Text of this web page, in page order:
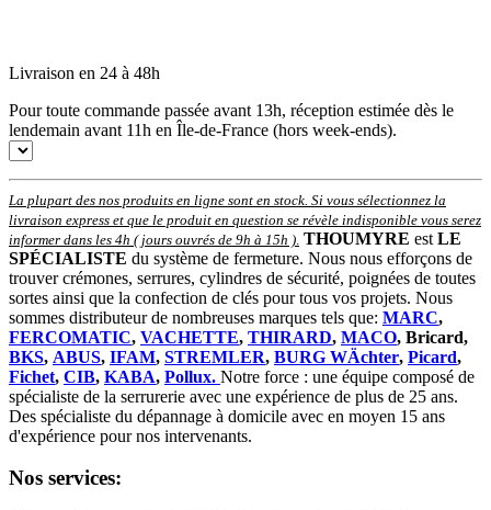
Livraison en 24 à 48h
Pour toute commande passée avant 13h, réception estimée dès le
lendemain avant 11h en Île-de-France (hors week-ends).
La plupart des nos produits en ligne sont en stock. Si vous sélectionnez la
livraison express et que le produit en question se révèle indisponible vous serez
informer dans les 4h ( jours ouvrés de 9h à 15h ) THOUMYRE est LE
SPÉCIALISTE du système de fermeture. Nous nous efforçons de
trouver crémones, serrures, cylindres de sécurité, poignées de toutes
sortes ainsi que la confection de clés pour tous vos projets. Nous
sommes distributeur de nombreuses marques tels que: MARC,
FERCOMATIC, VACHETTE, THIRARD, MACO, Bricard,
BKS, ABUS, IFAM, STREMLER, BURG WÄchter, Picard,
Fichet, CIB, KABA, Pollux. Notre force : une équipe composé de
spécialiste de la serrurerie avec une expérience de plus de 25 ans.
Des spécialiste du dépannage à domicile avec en moyen 15 ans
d'expérience pour nos intervenants.
Nos services: